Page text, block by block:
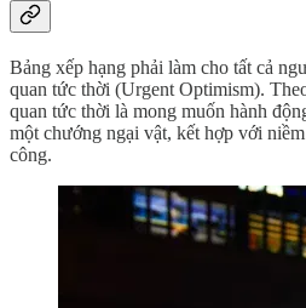
Bảng xếp hạng phải làm cho tất cả
quan tức thời (Urgent Optimism).
quan tức thời là mong muốn hành
một chướng ngại vật, kết hợp với
công.